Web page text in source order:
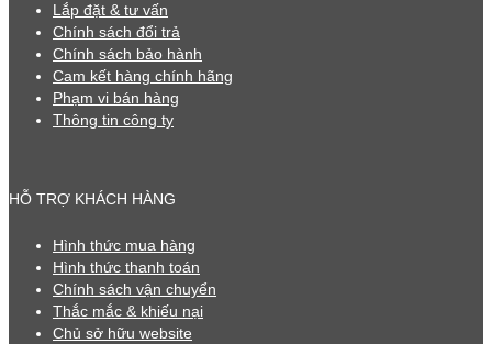
Lắp đặt & tư vấn
Chính sách đổi trả
Chính sách bảo hành
Cam kết hàng chính hãng
Phạm vi bán hàng
Thông tin công ty
HỖ TRỢ KHÁCH HÀNG
Hình thức mua hàng
Hình thức thanh toán
Chính sách vận chuyển
Thắc mắc & khiếu nại
Chủ sở hữu website